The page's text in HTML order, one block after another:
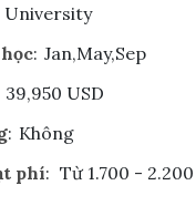
University
: Jan,May,Sep
39,950 USD
: Không
phí: Từ 1.700 -